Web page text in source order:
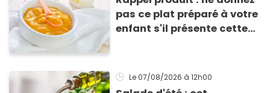
pas ce plat préparé à votre
enfant s'il présente cette
Le 07/08/2026 à 12h00